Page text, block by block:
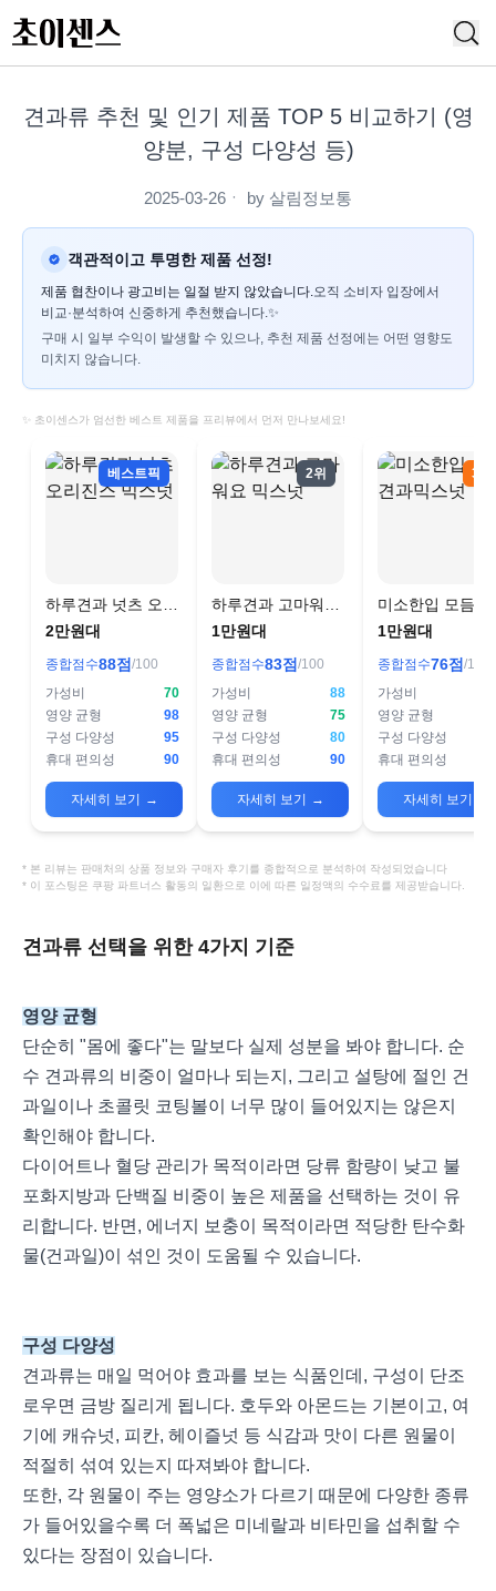
견과류 추천 및 인기 제품 TOP 5 비교하기 (영
양분, 구성 다양성 등)
2025-03-26 ㆍ by 살림정보통
객관적이고 투명한 제품 선정!
제품 협찬이나 광고비는 일절 받지 않았습니다.오직 소비자 입장에서
비교·분석하여 신중하게 추천했습니다.✨
구매 시 일부 수익이 발생할 수 있으나, 추천 제품 선정에는 어떤 영향도
미치지 않습니다.
✨ 초이센스가 엄선한 베스트 제품을 프리뷰에서 먼저 만나보세요!
베스트픽
하루견과 넛츠 오리
진스 믹스넛
2만원대
종합점수88점 /100
가성비
70
영양 균형
98
구성 다양성
95
휴대 편의성
90
자세히 보기 →
2위
하루견과 고마워요
믹스넛
1만원대
종합점수83점 /100
가성비
88
영양 균형
75
구성 다양성
80
휴대 편의성
90
자세히 보기 →
3위
미소한입 모듬견
믹스넛
1만원대
종합점수76점 /100
가성비
영양 균형
구성 다양성
휴대 편의성
자세히 보기
* 본 리뷰는 판매처의 상품 정보와 구매자 후기를 종합적으로 분석하여 작성되었습니다
* 이 포스팅은 쿠팡 파트너스 활동의 일환으로 이에 따른 일정액의 수수료를 제공받습니다.
견과류 선택을 위한 4가지 기준
영양 균형
단순히 "몸에 좋다"는 말보다 실제 성분을 봐야 합니다. 순
수 견과류의 비중이 얼마나 되는지, 그리고 설탕에 절인 건
과일이나 초콜릿 코팅볼이 너무 많이 들어있지는 않은지
확인해야 합니다.
다이어트나 혈당 관리가 목적이라면 당류 함량이 낮고 불
포화지방과 단백질 비중이 높은 제품을 선택하는 것이 유
리합니다. 반면, 에너지 보충이 목적이라면 적당한 탄수화
물(건과일)이 섞인 것이 도움될 수 있습니다.
구성 다양성
견과류는 매일 먹어야 효과를 보는 식품인데, 구성이 단조
로우면 금방 질리게 됩니다. 호두와 아몬드는 기본이고, 여
기에 캐슈넛, 피칸, 헤이즐넛 등 식감과 맛이 다른 원물이
적절히 섞여 있는지 따져봐야 합니다.
또한, 각 원물이 주는 영양소가 다르기 때문에 다양한 종류
가 들어있을수록 더 폭넓은 미네랄과 비타민을 섭취할 수
있다는 장점이 있습니다.